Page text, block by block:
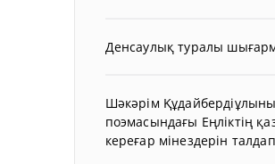
Денсаулық туралы
Шәкәрім
поэмасындағы Еңліктің
кереғар мінездерін